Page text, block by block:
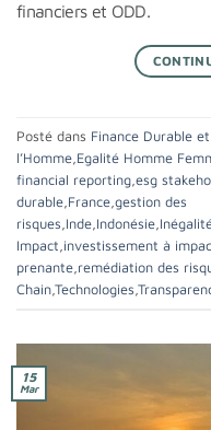
financiers et ODD.
Posté dans Finance Durable et
l’Homme Egalité Homme
financial reporting esg
durable France gestion des
risques Inde Indonésie
Impact investissement à
prenante remédiation des
Chain Technologies
15
Mar